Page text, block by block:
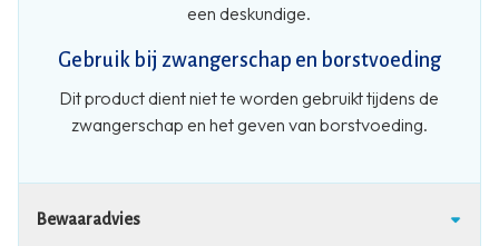
een deskundige.
Gebruik bij zwangerschap en borstvoeding
Dit product dient niet te worden gebruikt tijdens de
zwangerschap en het geven van borstvoeding.
Bewaaradvies